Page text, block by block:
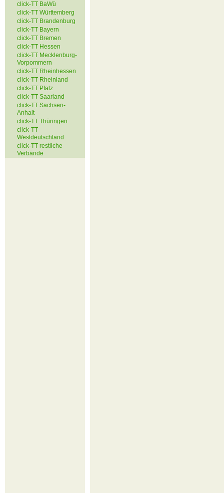
click-TT BaWü
click-TT Württemberg
click-TT Brandenburg
click-TT Bayern
click-TT Bremen
click-TT Hessen
click-TT Mecklenburg-
Vorpommern
click-TT Rheinhessen
click-TT Rheinland
click-TT Pfalz
click-TT Saarland
click-TT Sachsen-
Anhalt
click-TT Thüringen
click-TT
Westdeutschland
click-TT restliche
Verbände